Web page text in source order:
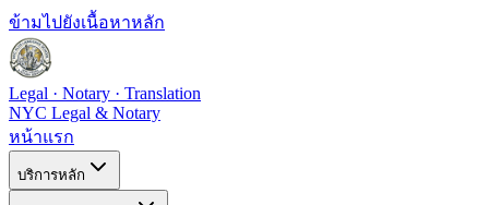
ข้ามไปยังเนื้อหาหลัก
Legal · Notary · Translation
NYC Legal & Notary
หน้าแรก
บริการหลัก